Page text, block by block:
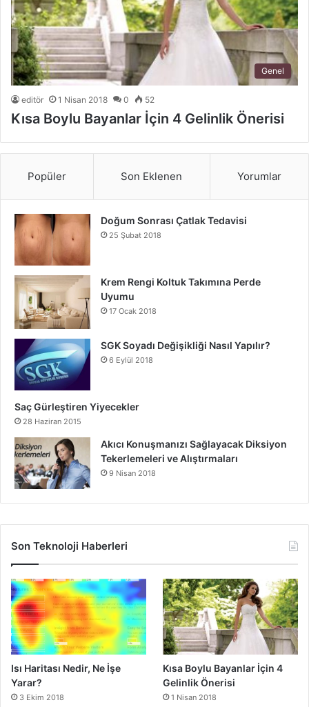
Genel
editör 1 Nisan 2018 0 52
Kısa Boylu Bayanlar İçin 4 Gelinlik Önerisi
Popüler Son Eklenen Yorumlar
Doğum Sonrası Çatlak Tedavisi
25 Şubat 2018
Krem Rengi Koltuk Takımına Perde
Uyumu
17 Ocak 2018
SGK Soyadı Değişikliği Nasıl Yapılır?
6 Eylül 2018
Saç Gürleştiren Yiyecekler
28 Haziran 2015
Akıcı Konuşmanızı Sağlayacak Diksiyon
Tekerlemeleri ve Alıştırmaları
9 Nisan 2018
Son Teknoloji Haberleri
Isı Haritası Nedir, Ne İşe
Yarar?
3 Ekim 2018
Kısa Boylu Bayanlar İçin 4
Gelinlik Önerisi
1 Nisan 2018